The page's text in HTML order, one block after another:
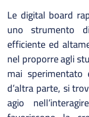
Le digital board
uno strumento
efficiente ed
nel proporre agli
mai
d’altra parte, si
agio